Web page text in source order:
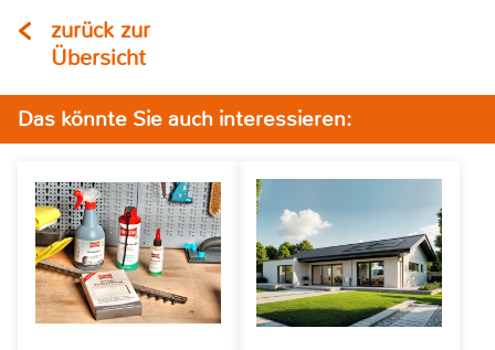
zurück zur
Übersicht
Das könnte Sie auch interessieren: